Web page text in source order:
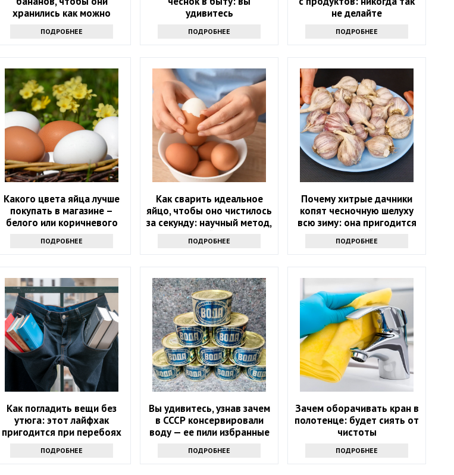
хранились как можно
маленькая хитрость
ПОДРОБНЕЕ
удивитесь
ПОДРОБНЕЕ
не делайте
ПОДРОБНЕЕ
Какого цвета яйца лучше
покупать в магазине –
белого или коричневого
ПОДРОБНЕЕ
Как сварить идеальное
яйцо, чтобы оно чистилось
за секунду: научный метод,
основанный на физике
ПОДРОБНЕЕ
Почему хитрые дачники
копят чесночную шелуху
всю зиму: она пригодится
весной
ПОДРОБНЕЕ
Как погладить вещи без
утюга: этот лайфхак
пригодится при перебоях
ПОДРОБНЕЕ
Вы удивитесь, узнав зачем
в СССР консервировали
воду — ее пили избранные
ПОДРОБНЕЕ
Зачем оборачивать кран в
полотенце: будет сиять от
чистоты
ПОДРОБНЕЕ